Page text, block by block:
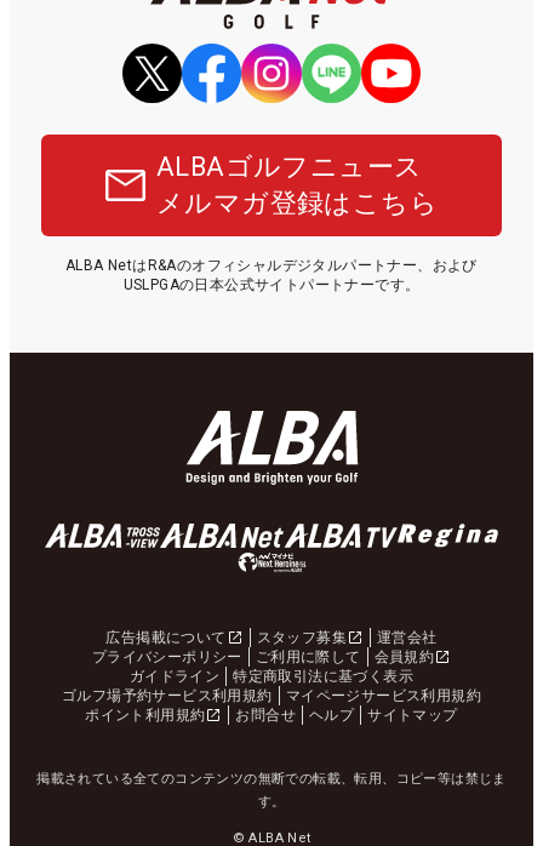
ALBAゴルフニュース
メルマガ登録はこちら
ALBA NetはR&Aのオフィシャルデジタルパートナー、および
USLPGAの日本公式サイトパートナーです。
広告掲載について スタッフ募集
運営会社
プライバシーポリシー
ご利用に際して
会員規約
ガイドライン
特定商取引法に基づく表示
ゴルフ場予約サービス利用規約
マイページサービス利用規約
ポイント利用規約
お問合せ ヘルプ サイトマップ
掲載されている全てのコンテンツの無断での転載、転用、コピー等は禁じま
す。
© ALBA Net